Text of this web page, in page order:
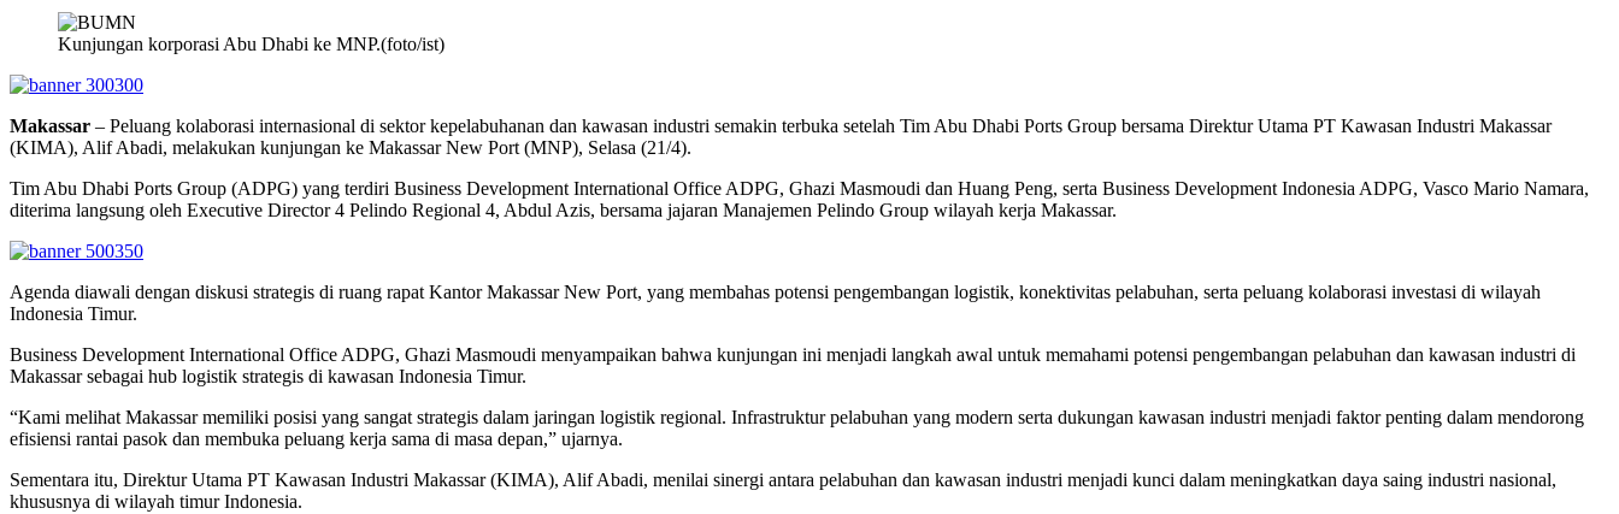
Kunjungan korporasi Abu Dhabi ke MNP.(foto/ist)
Makassar – Peluang kolaborasi internasional di sektor kepelabuhanan dan kawasan industri semakin terbuka setelah Tim Abu Dhabi Ports Group bersama Direktur Utama PT Kawasan Industri Makassar
(KIMA), Alif Abadi, melakukan kunjungan ke Makassar New Port (MNP), Selasa (21/4).
Tim Abu Dhabi Ports Group (ADPG) yang terdiri Business Development International Office ADPG, Ghazi Masmoudi dan Huang Peng, serta Business Development Indonesia ADPG, Vasco Mario Namara,
diterima langsung oleh Executive Director 4 Pelindo Regional 4, Abdul Azis, bersama jajaran Manajemen Pelindo Group wilayah kerja Makassar.
Agenda diawali dengan diskusi strategis di ruang rapat Kantor Makassar New Port, yang membahas potensi pengembangan logistik, konektivitas pelabuhan, serta peluang kolaborasi investasi di wilayah
Indonesia Timur.
Business Development International Office ADPG, Ghazi Masmoudi menyampaikan bahwa kunjungan ini menjadi langkah awal untuk memahami potensi pengembangan pelabuhan dan kawasan industri di
Makassar sebagai hub logistik strategis di kawasan Indonesia Timur.
“Kami melihat Makassar memiliki posisi yang sangat strategis dalam jaringan logistik regional. Infrastruktur pelabuhan yang modern serta dukungan kawasan industri menjadi faktor penting dalam mendorong
efisiensi rantai pasok dan membuka peluang kerja sama di masa depan,” ujarnya.
Sementara itu, Direktur Utama PT Kawasan Industri Makassar (KIMA), Alif Abadi, menilai sinergi antara pelabuhan dan kawasan industri menjadi kunci dalam meningkatkan daya saing industri nasional,
khususnya di wilayah timur Indonesia.